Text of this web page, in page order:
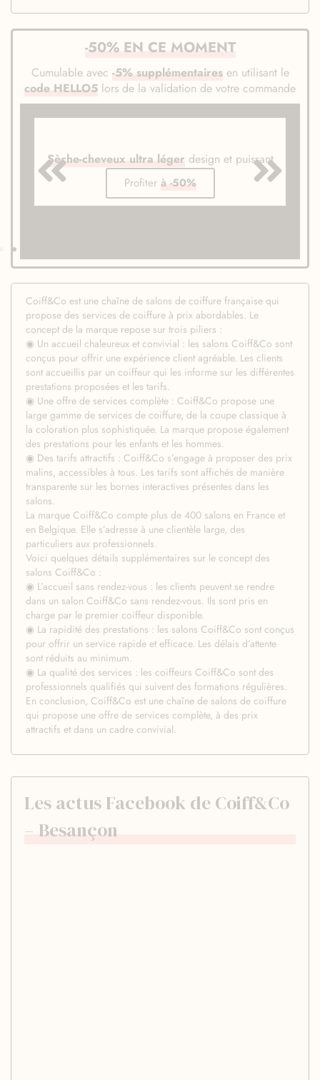
-50% EN CE MOMENT
Cumulable avec -5% supplémentairesen utilisant le
code HELLO5 lors de la validation de votre commande
Sèche-cheveux ultra léger design et puissant
Profiter à -50%
Coiff&Co est une chaîne de salons de coiffure française qui
propose des services de coiffure à prix abordables. Le
concept de la marque repose sur trois piliers :
◉ Un accueil chaleureux et convivial : les salons Coiff&Co sont
conçus pour offrir une expérience client agréable. Les clients
sont accueillis par un coiffeur qui les informe sur les différentes
prestations proposées et les tarifs.
◉ Une offre de services complète : Coiff&Co propose une
large gamme de services de coiffure, de la coupe classique à
la coloration plus sophistiquée. La marque propose également
des prestations pour les enfants et les hommes.
◉ Des tarifs attractifs : Coiff&Co s’engage à proposer des prix
malins, accessibles à tous. Les tarifs sont affichés de manière
transparente sur les bornes interactives présentes dans les
salons.
La marque Coiff&Co compte plus de 400 salons en France et
en Belgique. Elle s’adresse à une clientèle large, des
particuliers aux professionnels.
Voici quelques détails supplémentaires sur le concept des
salons Coiff&Co :
◉ L’accueil sans rendez-vous : les clients peuvent se rendre
dans un salon Coiff&Co sans rendez-vous. Ils sont pris en
charge par le premier coiffeur disponible.
◉ La rapidité des prestations : les salons Coiff&Co sont conçus
pour offrir un service rapide et efficace. Les délais d’attente
sont réduits au minimum.
◉ La qualité des services : les coiffeurs Coiff&Co sont des
professionnels qualifiés qui suivent des formations régulières.
En conclusion, Coiff&Co est une chaîne de salons de coiffure
qui propose une offre de services complète, à des prix
attractifs et dans un cadre convivial.
Les actus Facebook de Coiff&Co
– Besançon